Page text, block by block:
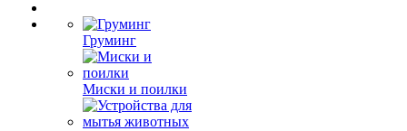
Груминг
Миски и поилки